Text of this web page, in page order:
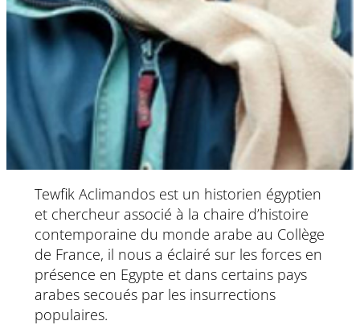
Tewfik Aclimandos est un historien égyptien
et chercheur associé à la chaire d’histoire
contemporaine du monde arabe au Collège
de France, il nous a éclairé sur les forces en
présence en Egypte et dans certains pays
arabes secoués par les insurrections
populaires.